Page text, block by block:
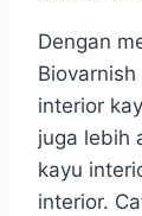
Dengan
interior
juga lebih
kayu
interior.